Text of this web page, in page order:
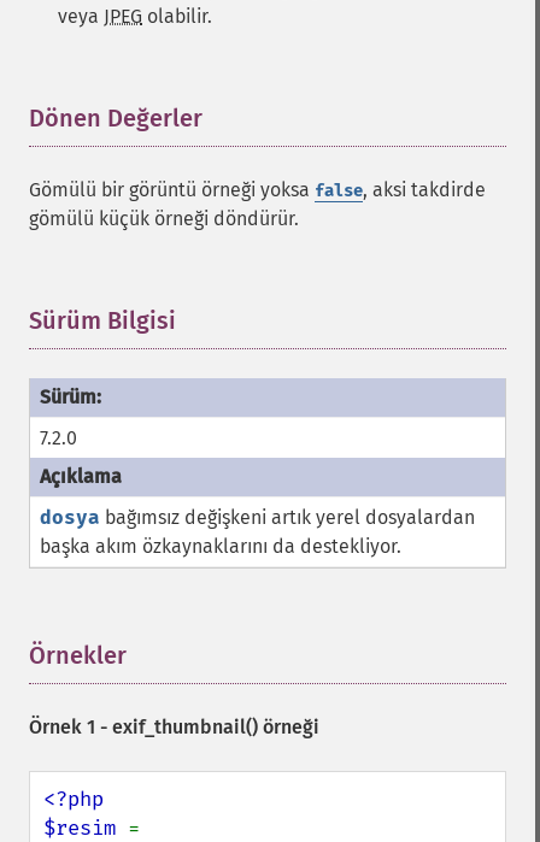
veya JPEG olabilir.
Dönen Değerler
Gömülü bir görüntü örneği yoksa false, aksi takdirde
gömülü küçük örneği döndürür.
Sürüm Bilgisi
7.2.0
dosya bağımsız değişkeni artık yerel dosyalardan
başka akım özkaynaklarını da destekliyor.
Örnekler
Örnek 1 - exif_thumbnail() örneği
<?php
$resim